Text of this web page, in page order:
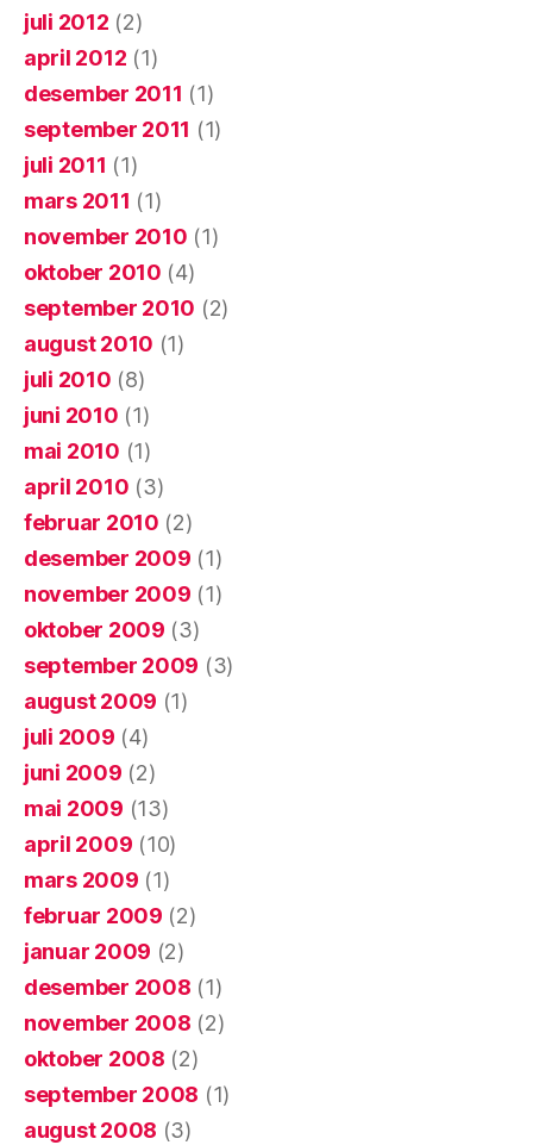
juli 2012 (2)
april 2012 (1)
desember 2011 (1)
september 2011 (1)
juli 2011 (1)
mars 2011 (1)
november 2010 (1)
oktober 2010 (4)
september 2010 (2)
august 2010 (1)
juli 2010 (8)
juni 2010 (1)
mai 2010 (1)
april 2010 (3)
februar 2010 (2)
desember 2009 (1)
november 2009 (1)
oktober 2009 (3)
september 2009 (3)
august 2009 (1)
juli 2009 (4)
juni 2009 (2)
mai 2009 (13)
april 2009 (10)
mars 2009 (1)
februar 2009 (2)
januar 2009 (2)
desember 2008 (1)
november 2008 (2)
oktober 2008 (2)
september 2008 (1)
august 2008 (3)